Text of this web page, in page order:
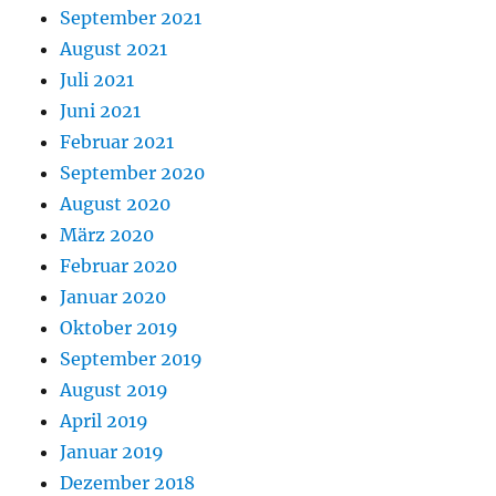
September 2021
August 2021
Juli 2021
Juni 2021
Februar 2021
September 2020
August 2020
März 2020
Februar 2020
Januar 2020
Oktober 2019
September 2019
August 2019
April 2019
Januar 2019
Dezember 2018